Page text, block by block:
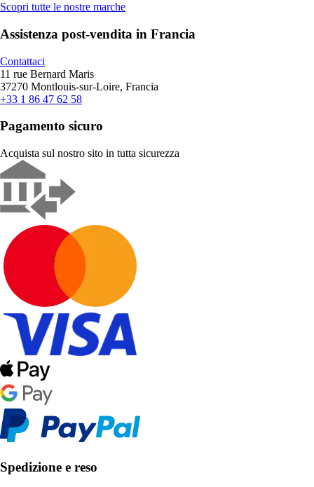
Scopri tutte le nostre marche
Assistenza post-vendita in Francia
Contattaci
11 rue Bernard Maris
37270 Montlouis-sur-Loire, Francia
+33 1 86 47 62 58
Pagamento sicuro
Acquista sul nostro sito in tutta sicurezza
Spedizione e reso